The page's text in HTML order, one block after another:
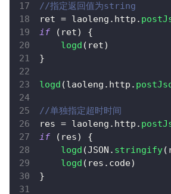
//指定返回值为string
ret = laoleng . http .
if
( ret)
{
logd ( ret)
}
logd (laoleng . http .
//单独指定超时时间
res = laoleng . http .
if
( res)
{
logd (JSON . stringify(
logd ( res . code)
}